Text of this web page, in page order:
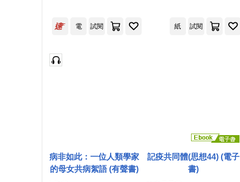
電 試閱 紙 試閱
病非如此：一位人類學家
的母女共病絮語 (有聲書)
記疫共同體(思想44) (電子
書)